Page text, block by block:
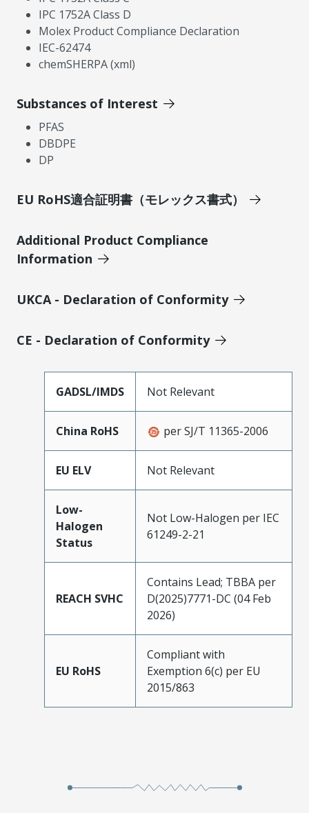
IPC 1752A Class D
Molex Product Compliance Declaration
IEC-62474
chemSHERPA (xml)
Substances of Interest
PFAS
DBDPE
DP
EU RoHS適合証明書（モレックス書式）
Additional Product Compliance
Information
UKCA - Declaration of Conformity
CE - Declaration of Conformity
GADSL/IMDS Not Relevant
China RoHS per SJ/T 11365-2006
EU ELV Not Relevant
Low-
Halogen
Status
Not Low-Halogen per IEC
61249-2-21
REACH SVHC
Contains Lead; TBBA per
D(2025)7771-DC (04 Feb
2026)
EU RoHS
Compliant with
Exemption 6(c) per EU
2015/863